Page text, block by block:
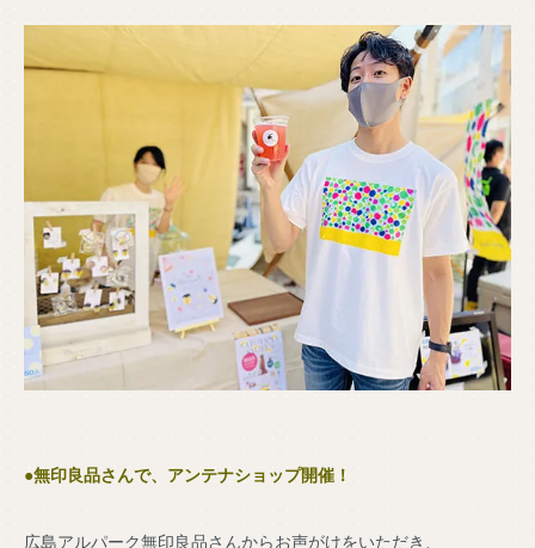
●無印良品さんで、アンテナショップ開催！
広島アルパーク無印良品さんからお声がけをいただき、